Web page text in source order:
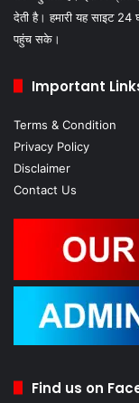
देती है। हमारी यह साइट
पहुंच सके।
Important
Terms & Condition
Privacy Policy
Disclaimer
Contact Us
Find us on